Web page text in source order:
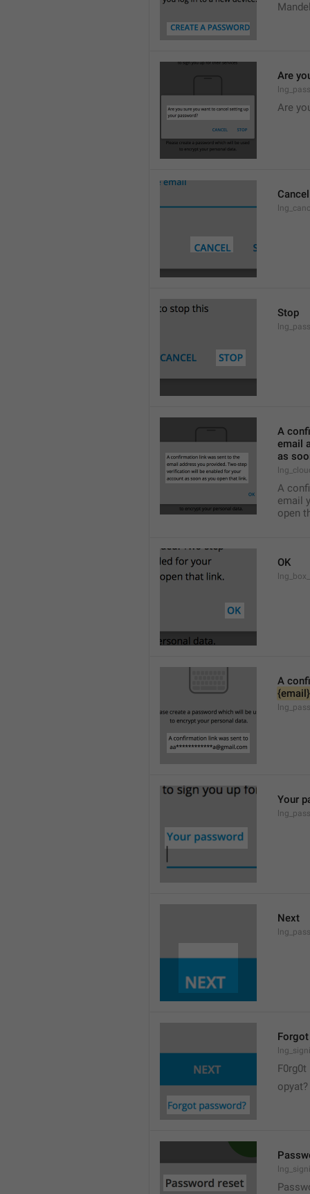
Are
Are
Cancel
Stop
A
email
as
A
email
open
OK
A
{email}
Your
Next
F0rg0t
opyat?